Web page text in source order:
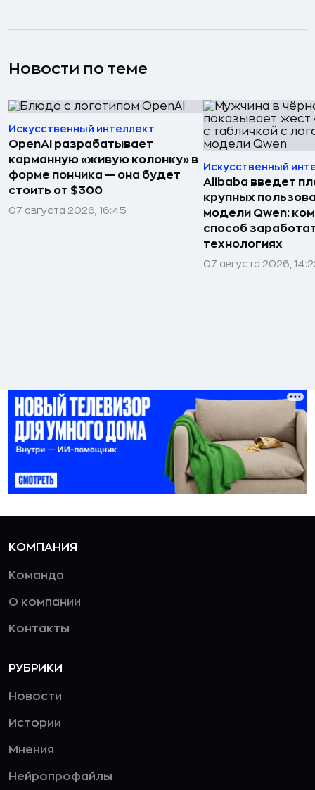
Новости по теме
Искусственный интеллект
OpenAI разрабатывает
карманную «живую колонку» в
форме пончика — она будет
стоить от $300
07 августа 2026, 16:45
Искусственный
Alibaba введет
крупных
модели Qwen:
способ
технологиях
07 августа 2026,
КОМПАНИЯ
Команда
О компании
Контакты
РУБРИКИ
Новости
Истории
Мнения
Нейропрофайлы